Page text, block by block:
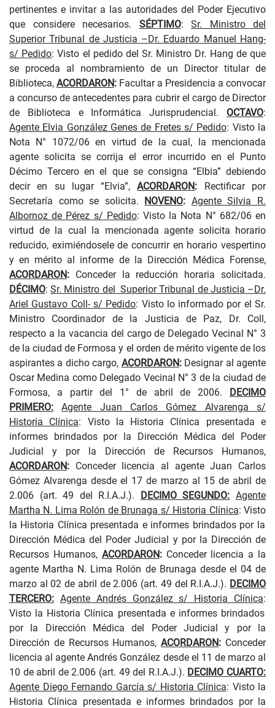
pertinentes e invitar a las autoridades del Poder Ejecutivo
que considere necesarios. SÉPTIMO: Sr. Ministro del
Superior Tribunal de Justicia –Dr. Eduardo Manuel Hang-
s/ Pedido: Visto el pedido del Sr. Ministro Dr. Hang de que
se proceda al nombramiento de un Director titular de
Biblioteca, ACORDARON: Facultar a Presidencia a convocar
a concurso de antecedentes para cubrir el cargo de Director
de Biblioteca e Informática Jurisprudencial. OCTAVO:
Agente Elvia González Genes de Fretes s/ Pedido: Vistola
Nota N° 1072/06 en virtud de la cual, la mencionada
agente solicita se corrija el error incurrido en el Punto
Décimo Tercero en el que se consigna “Elbia” debiendo
decir en su lugar “Elvia”,ACORDARON: Rectificar por
Secretaría como se solicita. NOVENO: Agente Silvia R.
Albornoz de Pérez s/ Pedido:Visto la Nota N° 682/06 en
virtud de la cual la mencionada agente solicita horario
reducido, eximiéndosele de concurrir en horario vespertino
y en mérito al informe de la Dirección Médica Forense,
ACORDARON: Conceder la reducción horaria solicitada.
DÉCIMO:Sr. Ministro delSuperior Tribunal de Justicia –Dr.
Ariel Gustavo Coll- s/ Pedido: Vistolo informado por el Sr.
Ministro Coordinador de la Justicia de Paz, Dr. Coll,
respecto a la vacancia del cargo de Delegado Vecinal N° 3
de la ciudad de Formosa y el orden de mérito vigente de los
aspirantes a dicho cargo, ACORDARON:Designar al agente
Oscar Medina como Delegado Vecinal N° 3 de la ciudad de
Formosa, a partir del 1° de abril de 2006. DECIMO
PRIMERO:
Agente Juan Carlos Gómez Alvarenga s/
Historia Clínica: Vistola Historia Clínica presentada e
informes brindados por la Dirección Médica del Poder
Judicial y por la Dirección de Recursos Humanos,
ACORDARON: Conceder licencia al agente Juan Carlos
Gómez Alvarenga desde el 17 de marzo al 15 de abril de
2.006 (art. 49 del R.I.A.J.). DECIMO SEGUNDO: Agente
Martha N. Lima Rolón de Brunaga s/ Historia Clínica: Visto
la Historia Clínica presentada e informes brindados por la
Dirección Médica del Poder Judicial y por la Dirección de
Recursos Humanos, ACORDARON:Conceder licencia a la
agente Martha N. Lima Rolón de Brunaga desde el 04 de
marzo al 02 de abril de 2.006 (art. 49 del R.I.A.J.). DECIMO
TERCERO: Agente Andrés González s/ Historia Clínica:
Visto la Historia Clínica presentada e informes brindados
por la Dirección Médica del Poder Judicial y por la
Dirección de Recursos Humanos,ACORDARON: Conceder
licencia al agente Andrés González desde el 11 de marzo al
10 de abril de 2.006 (art. 49 del R.I.A.J.). DECIMO CUARTO:
Agente Diego Fernando García s/ Historia Clínica: Vistola
Historia Clínica presentada e informes brindados por la